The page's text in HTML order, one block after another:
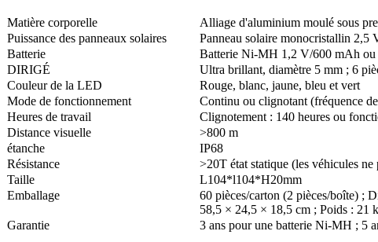
Matière corporelle
Alliage d'aluminium moulé sous
Puissance des panneaux solaires
Panneau solaire monocristallin 2,5
Batterie
Batterie Ni-MH 1,2 V/600 mAh ou
DIRIGÉ
Ultra brillant, diamètre 5 mm ; 6
Couleur de la LED
Rouge, blanc, jaune, bleu et vert
Mode de fonctionnement
Continu ou clignotant (fréquence
Heures de travail
Clignotement : 140 heures ou
Distance visuelle
>800 m
étanche
IP68
Résistance
>20T état statique (les véhicules ne
Taille
L104*l104*H20mm
Emballage
60 pièces/carton (2 pièces/boîte) ;
58,5 × 24,5 × 18,5 cm ; Poids : 21
Garantie
3 ans pour une batterie Ni-MH ; 5